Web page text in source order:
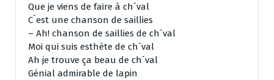
Que je viens de faire à ch´val
C´est une chanson de saillies
– Ah! chanson de saillies de ch´val
Moi qui suis esthète de ch´val
Ah je trouve ça beau de ch´val
Génial admirable de lapin